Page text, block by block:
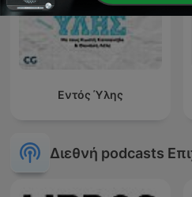
Εντός Ύλης
Διεθνή podcasts